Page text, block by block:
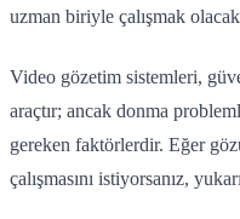
uzman biriyle çalışmak
Video gözetim sistemleri,
araçtır; ancak donma
gereken faktörlerdir. Eğer
çalışmasını istiyorsanız,